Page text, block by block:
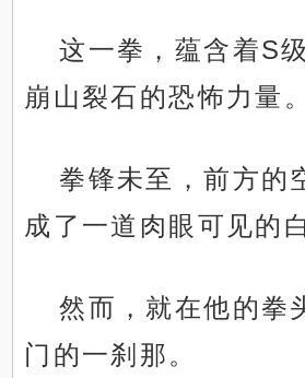
这一拳，蕴含着S
崩山裂石的恐怖力量。
拳锋未至，前方的
成了一道肉眼可见的
然而，就在他的拳
门的一刹那。